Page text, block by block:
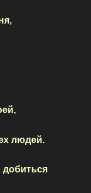
людей.
добиться